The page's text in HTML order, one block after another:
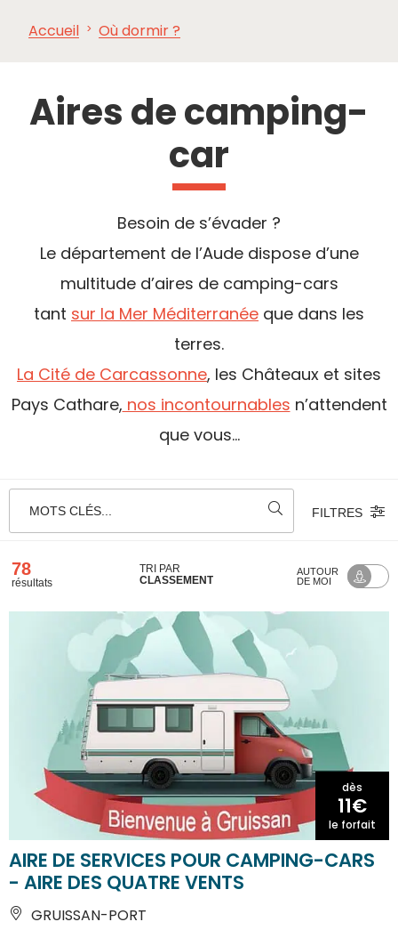
Accueil Où dormir ?
Aires de camping-
car
Besoin de s’évader ?
Le département de l’Aude dispose d’une
multitude d’aires de camping-cars
tant sur la Mer Méditerranée que dans les
terres.
La Cité de Carcassonne, les Châteaux et sites
Pays Cathare, nos incontournables n’attendent
que vous…
MOTS CLÉS... FILTRES
78
résultats
TRI PAR
CLASSEMENT
AUTOUR
DE MOI
dès
11€
le forfait
AIRE DE SERVICES POUR CAMPING-CARS
- AIRE DES QUATRE VENTS
GRUISSAN-PORT